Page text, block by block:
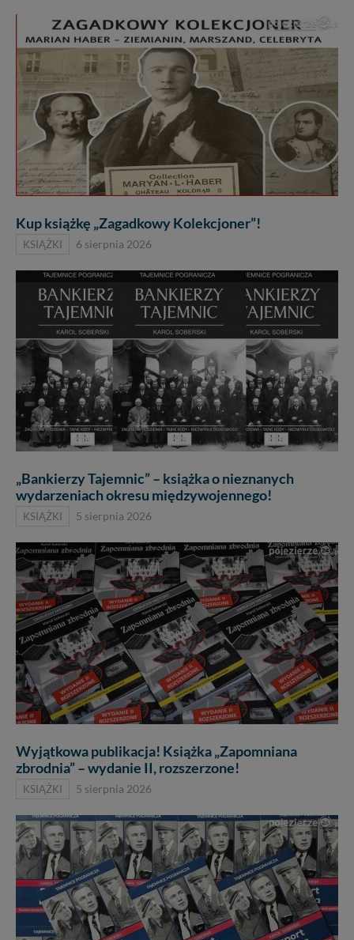
Kup książkę „Zagadkowy Kolekcjoner”!
KSIĄŻKI 6 sierpnia 2026
„Bankierzy Tajemnic” – książka o nieznanych
wydarzeniach okresu międzywojennego!
KSIĄŻKI 5 sierpnia 2026
Wyjątkowa publikacja! Książka „Zapomniana
zbrodnia” – wydanie II, rozszerzone!
KSIĄŻKI 5 sierpnia 2026